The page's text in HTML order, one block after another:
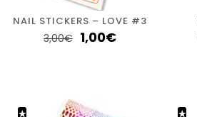
NAIL STICKERS – LOVE #3
3,00€ 1,00€